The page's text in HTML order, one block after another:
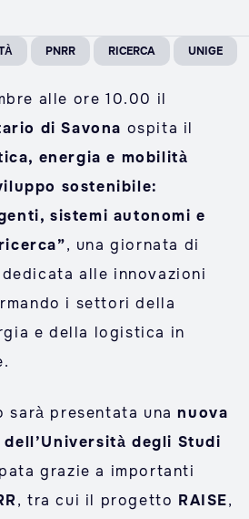
PNRR RICERCA UNIGE
alle ore 10.00 il
di Savona ospita il
energia e mobilità
sostenibile:
sistemi autonomi e
, una giornata di
alle innovazioni
i settori della
e della logistica in
sarà presentata unanuova
degli Studi
grazie a importanti
, tra cui il progetto RAISE,